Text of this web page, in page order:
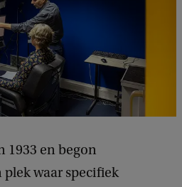
1933 en begon
waar specifiek